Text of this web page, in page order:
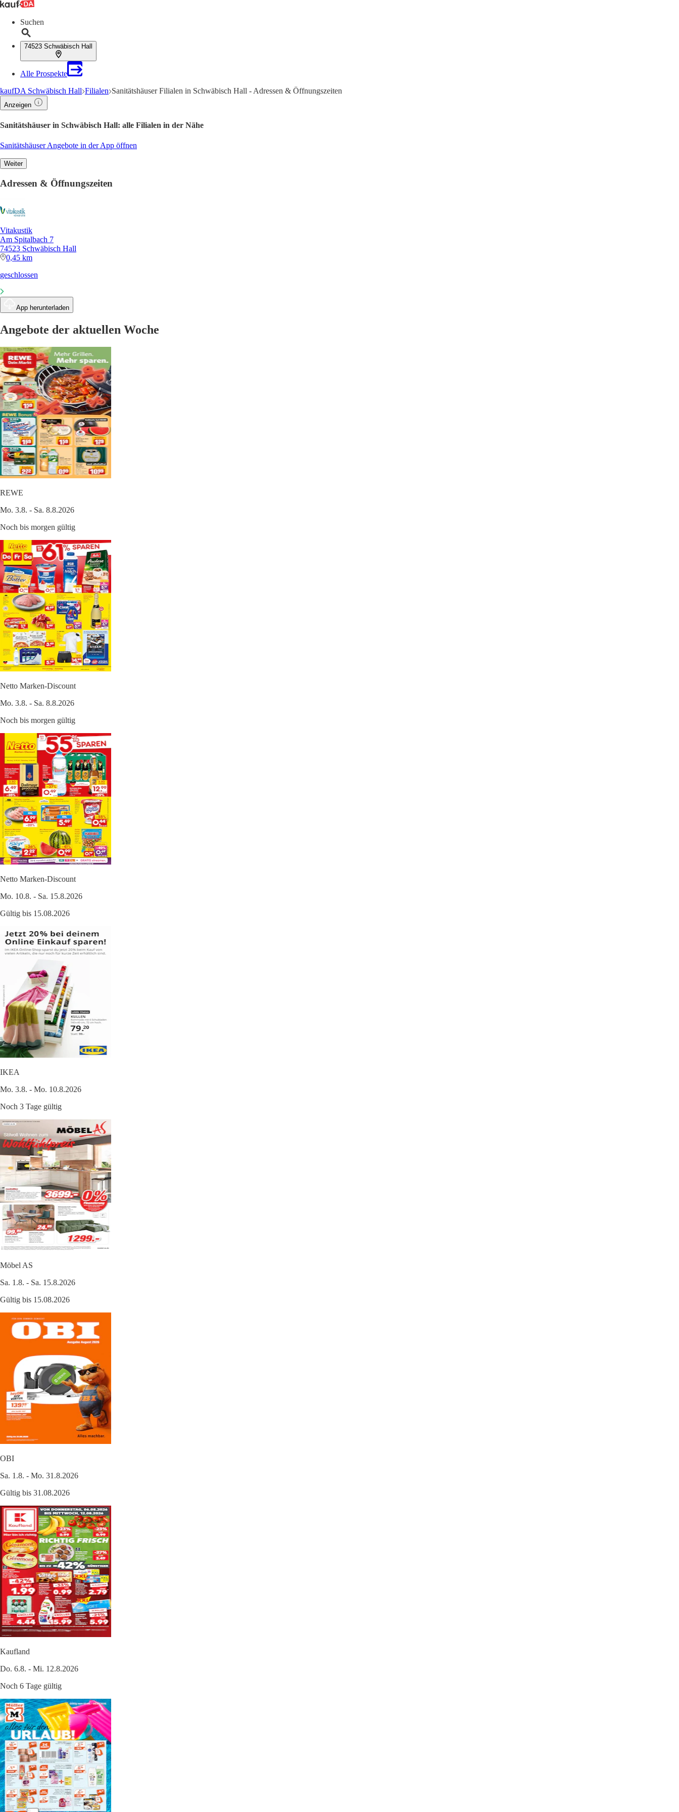
Suchen
74523 Schwäbisch Hall
Alle Prospekte
kaufDA Schwäbisch Hall Filialen Sanitätshäuser Filialen in Schwäbisch Hall - Adressen & Öffnungszeiten
Anzeigen
Sanitätshäuser in Schwäbisch Hall: alle Filialen in der Nähe
Sanitätshäuser Angebote in der App öffnen
Weiter
Adressen & Öffnungszeiten
Vitakustik
Am Spitalbach 7
74523 Schwäbisch Hall
0,45 km
geschlossen
App herunterladen
Angebote der aktuellen Woche
REWE
Mo. 3.8. - Sa. 8.8.2026
Noch bis morgen gültig
Netto Marken-Discount
Mo. 3.8. - Sa. 8.8.2026
Noch bis morgen gültig
Netto Marken-Discount
Mo. 10.8. - Sa. 15.8.2026
Gültig bis 15.08.2026
IKEA
Mo. 3.8. - Mo. 10.8.2026
Noch 3 Tage gültig
Möbel AS
Sa. 1.8. - Sa. 15.8.2026
Gültig bis 15.08.2026
OBI
Sa. 1.8. - Mo. 31.8.2026
Gültig bis 31.08.2026
Kaufland
Do. 6.8. - Mi. 12.8.2026
Noch 6 Tage gültig